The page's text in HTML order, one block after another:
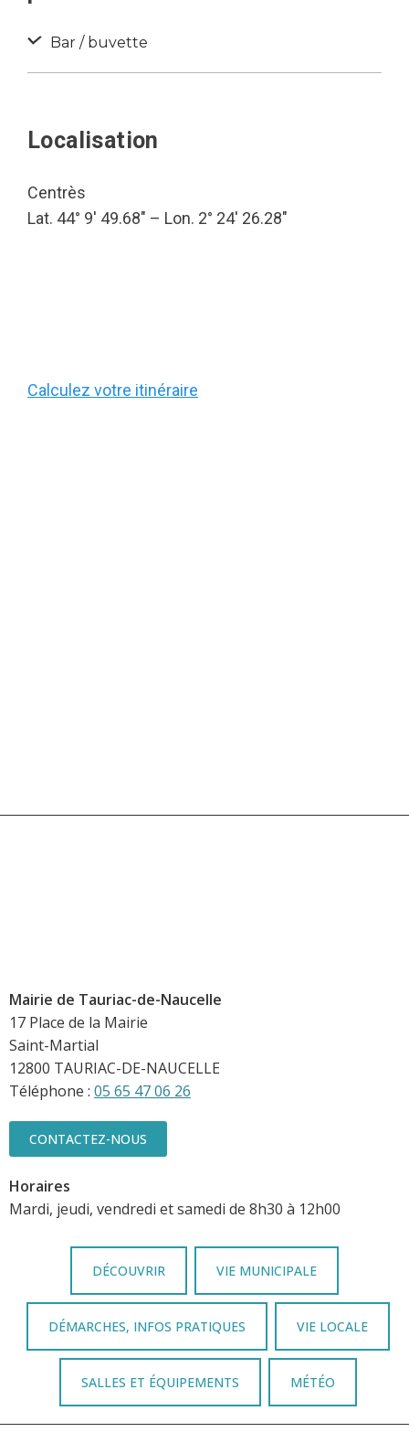
Bar / buvette
Localisation
Centrès
Lat. 44° 9′ 49.68″ – Lon. 2° 24′ 26.28″
Calculez votre itinéraire
Mairie de Tauriac-de-Naucelle
17 Place de la Mairie
Saint-Martial
12800 TAURIAC-DE-NAUCELLE
Téléphone : 05 65 47 06 26
CONTACTEZ-NOUS
Horaires
Mardi, jeudi, vendredi et samedi de 8h30 à 12h00
DÉCOUVRIR VIE MUNICIPALE
DÉMARCHES, INFOS PRATIQUES VIE LOCALE
SALLES ET ÉQUIPEMENTS MÉTÉO